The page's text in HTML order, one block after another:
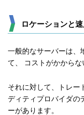
ロケーションと
一般的なサーバーは、
て、 コストがかからな
それに対して、トレー
ディティプロバイダの
ーがあります。